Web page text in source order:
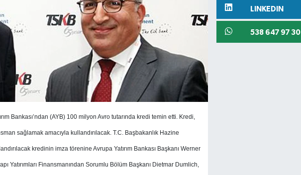
Bankası’ndan (AYB) 100 milyon Avro tutarında kredi temin etti. Kredi,
sağlamak amacıyla kullandırılacak. T.C. Başbakanlık Hazine
kredinin imza törenine Avrupa Yatırım Bankası Başkanı Werner
Yatırımları Finansmanından Sorumlu Bölüm Başkanı Dietmar Dumlich,
LINKEDIN
538 647 97 30